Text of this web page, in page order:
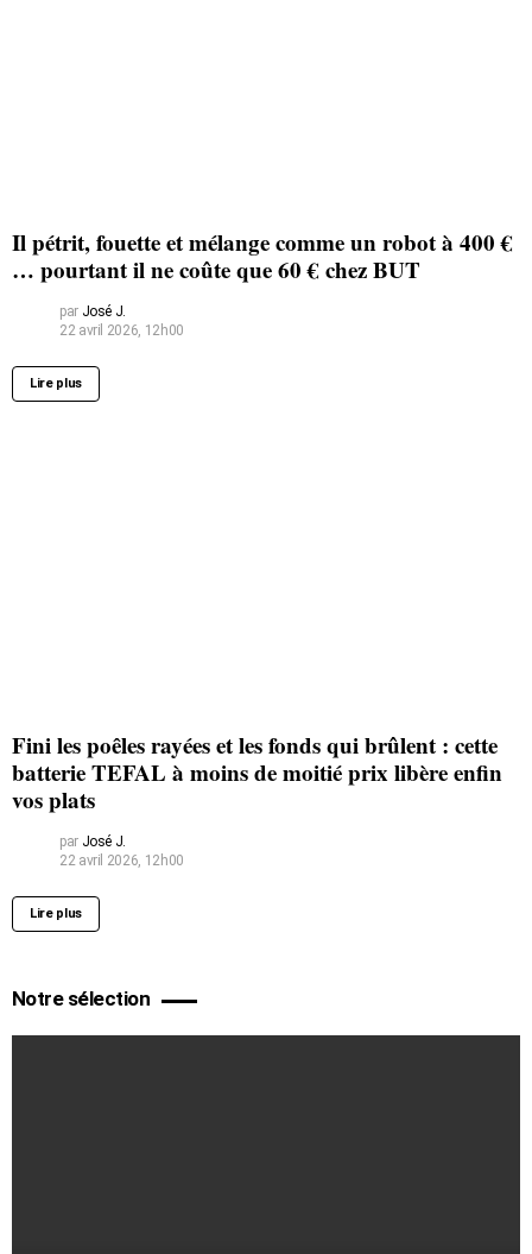
Il pétrit, fouette et mélange comme un robot à 400 €
… pourtant il ne coûte que 60 € chez BUT
par José J.
22 avril 2026, 12h00
Lire plus
Fini les poêles rayées et les fonds qui brûlent : cette
batterie TEFAL à moins de moitié prix libère enfin
vos plats
par José J.
22 avril 2026, 12h00
Lire plus
Notre sélection